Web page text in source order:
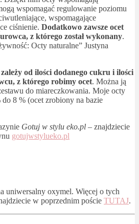
wspomagać regulowanie poziomu
wspomagające
ciśnienie. Dodatkowo zawsze ocet
z którego został wykonany.
Octy naturalne” Justyna
od ilości dodanego cukru i ilości
z którego robimy ocet. Można ją
do miareczkowania. Moje octy
8 % (ocet zrobiony na bazie
Gotuj w stylu eko.pl – znajdziecie
gotujwstylueko.pl
uniwersalny oxymel. Więcej o tych
w poprzednim poście TUTAJ.